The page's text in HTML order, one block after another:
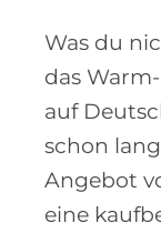
Was du
das
auf
schon
Angebot
eine